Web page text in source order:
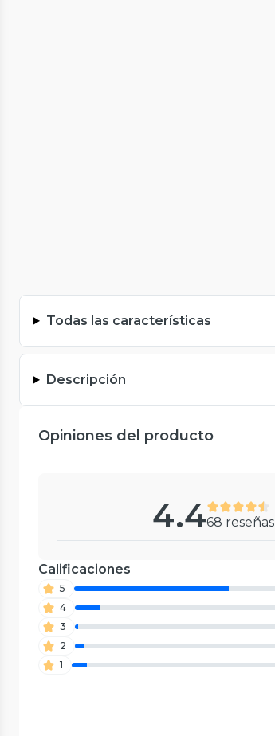
Todas las características
Descripción
Opiniones del producto
4.468 reseñas
Calificaciones
5
4
3
2
1